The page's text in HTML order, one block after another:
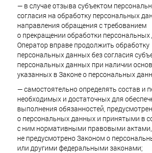
— в случае отзыва субъектом
согласия на обработку персональных
направления обращения с требованием
о прекращении обработки персональных
Оператор вправе продолжить обработку
персональных данных без согласия
персональных данных при наличии
указанных в Законе о персональных
— самостоятельно определять состав и
необходимых и достаточных для
выполнения обязанностей,
о персональных данных и принятыми в
с ним нормативными правовыми актами,
не предусмотрено Законом о
или другими федеральными законами;